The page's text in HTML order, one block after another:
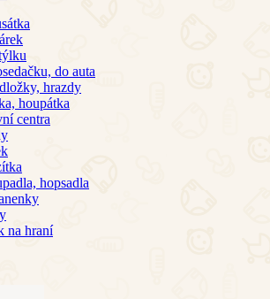
do auta
hrazdy
houpátka
centra
hopsadla
na hraní